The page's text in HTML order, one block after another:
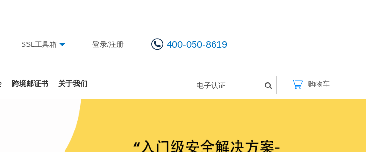
SSL工具箱 登录/注册 400-050-8619
跨境邮证书 关于我们 电子认证 购物车